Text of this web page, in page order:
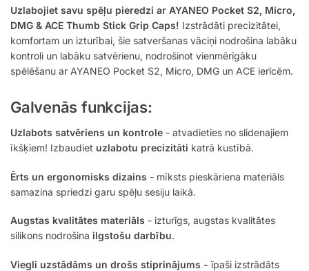
Uzlabojiet savu spēļu pieredzi ar AYANEO Pocket S2, Micro,
DMG & ACE Thumb Stick Grip Caps! Izstrādāti precizitātei,
komfortam un izturībai, šie satveršanas vāciņi nodrošina labāku
kontroli un labāku satvērienu, nodrošinot vienmērīgāku
spēlēšanu ar AYANEO Pocket S2, Micro, DMG un ACE ierīcēm.
Galvenās funkcijas:
Uzlabots satvēriens un kontrole - atvadieties no slidenajiem
īkšķiem! Izbaudiet uzlabotu precizitāti katrā kustībā.
Ērts un ergonomisks dizains - mīksts pieskāriena materiāls
samazina spriedzi garu spēļu sesiju laikā.
Augstas kvalitātes materiāls - izturīgs, augstas kvalitātes
silikons nodrošina ilgstošu darbību.
Viegli uzstādāms un drošs stiprinājums - īpaši izstrādāts